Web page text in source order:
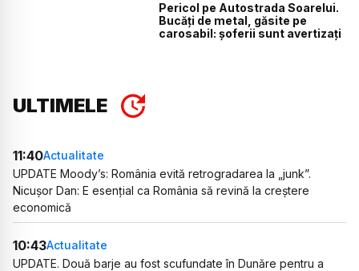
Pericol pe Autostrada Soarelui.
Bucăți de metal, găsite pe
carosabil: șoferii sunt avertizați
ULTIMELE
11:40Actualitate
UPDATE Moody’s: România evită retrogradarea la „junk”.
Nicușor Dan: E esențial ca România să revină la creștere
economică
10:43Actualitate
UPDATE. Două barje au fost scufundate în Dunăre pentru a